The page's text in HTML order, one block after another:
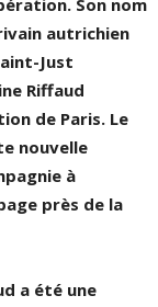
Son nom
autrichien
Just
Riffaud
de Paris. Le
nouvelle
à
près de la
a été une